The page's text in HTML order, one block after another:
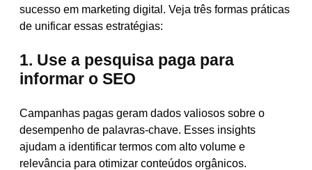
sucesso em marketing digital. Veja três formas práticas
de unificar essas estratégias:
1. Use a pesquisa paga para
informar o SEO
Campanhas pagas geram dados valiosos sobre o
desempenho de palavras-chave. Esses insights
ajudam a identificar termos com alto volume e
relevância para otimizar conteúdos orgânicos.